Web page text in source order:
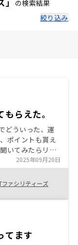
の検索結果
絞り込み
らえた。
どういった、運
ポイントも貰え
いてみたらリス
なくするように
2025年09月20日
ファシリティーズ
てます